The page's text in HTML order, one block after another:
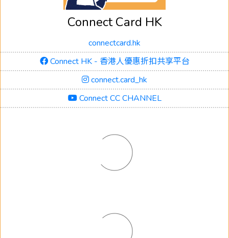
Connect Card HK
connectcard.hk
Connect HK - 香港人優惠折扣共享平台
connect.card_hk
Connect CC CHANNEL